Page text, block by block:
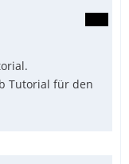
Tutorial für den